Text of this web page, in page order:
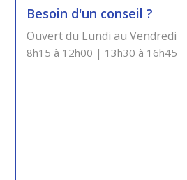
Besoin d'un conseil ?
Ouvert du Lundi au Vendredi
8h15 à 12h00 | 13h30 à 16h45